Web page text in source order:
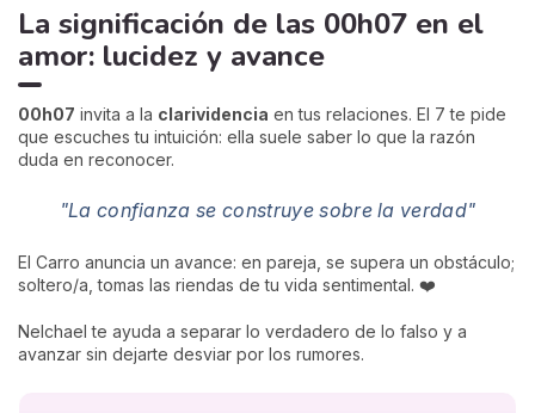
La significación de las 00h07 en el
amor: lucidez y avance
00h07 invita a la clarividencia en tus relaciones. El 7 te pide
que escuches tu intuición: ella suele saber lo que la razón
duda en reconocer.
"La confianza se construye sobre la verdad"
El Carro anuncia un avance: en pareja, se supera un obstáculo;
soltero/a, tomas las riendas de tu vida sentimental. ❤️
Nelchael te ayuda a separar lo verdadero de lo falso y a
avanzar sin dejarte desviar por los rumores.